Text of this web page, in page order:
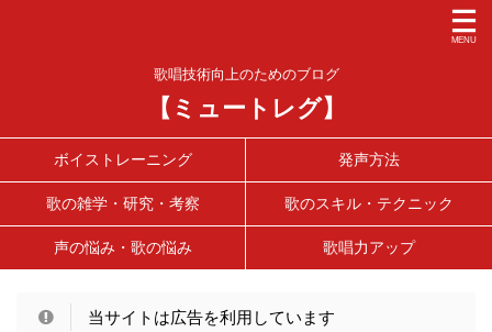
歌唱技術向上のためのブログ
【ミュートレグ】
ボイストレーニング 発声方法
歌の雑学・研究・考察 歌のスキル・テクニック
声の悩み・歌の悩み 歌唱力アップ
当サイトは広告を利用しています